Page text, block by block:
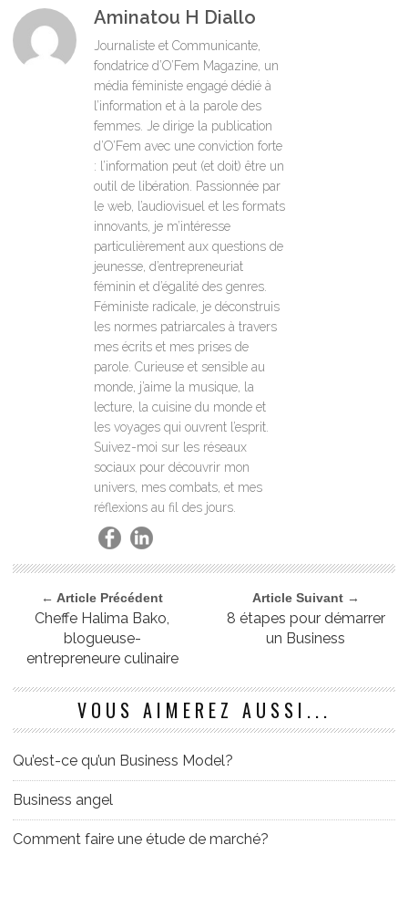
Aminatou H Diallo
Journaliste et Communicante,
fondatrice d’O’Fem Magazine, un
média féministe engagé dédié à
l’information et à la parole des
femmes. Je dirige la publication
d’O’Fem avec une conviction forte
: l’information peut (et doit) être un
outil de libération. Passionnée par
le web, l’audiovisuel et les formats
innovants, je m’intéresse
particulièrement aux questions de
jeunesse, d’entrepreneuriat
féminin et d’égalité des genres.
Féministe radicale, je déconstruis
les normes patriarcales à travers
mes écrits et mes prises de
parole. Curieuse et sensible au
monde, j’aime la musique, la
lecture, la cuisine du monde et
les voyages qui ouvrent l’esprit.
Suivez-moi sur les réseaux
sociaux pour découvrir mon
univers, mes combats, et mes
réflexions au fil des jours.
← Article Précédent
Cheffe Halima Bako,
blogueuse-
entrepreneure culinaire
Article Suivant →
8 étapes pour démarrer
un Business
VOUS AIMEREZ AUSSI...
Qu’est-ce qu’un Business Model?
Business angel
Comment faire une étude de marché?